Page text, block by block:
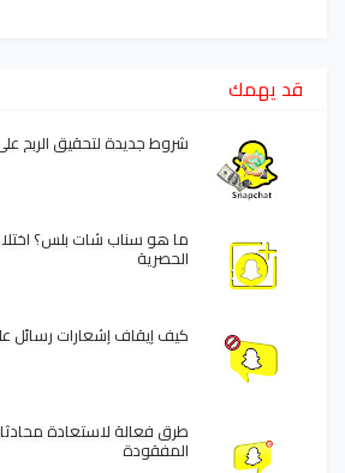
قد يهمك
شروط جديدة لتحقيق الربح
ما هو سناب شات بلس؟
الحصرية
كيف إيقاف إشعارات رسائل
طرق فعالة لاستعادة
المفقودة